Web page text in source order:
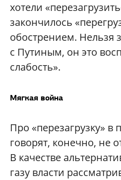
хотели
закончилось
обострением. Нельзя
с Путиным, он это
слабость».
Мягкая война
Про «перезагрузку» в
говорят, конечно, не
В качестве
газу власти